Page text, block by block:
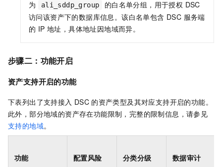
为
ali_sddp_group
的白名单分组，用于授权 DSC
访问该资产下的数据库信息。该白名单包含 DSC 服务端
的 IP 地址，具体地址因地域而异。
步骤二：功能开启
资产支持开启的功能
下表列出了支持接入 DSC 的资产类型及其对应支持开启的功能。
此外，部分地域的资产存在功能限制，完整的限制信息，请参见
支持的地域。
功能 配置风险 分类分级 数据审计